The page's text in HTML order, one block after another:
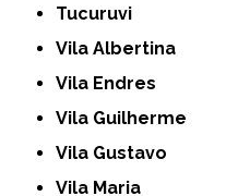
Tucuruvi
Vila Albertina
Vila Endres
Vila Guilherme
Vila Gustavo
Vila Maria